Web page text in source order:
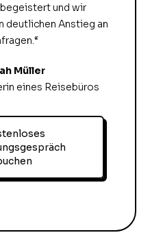
und wir
deutlichen Anstieg an
Müller
eines Reisebüros